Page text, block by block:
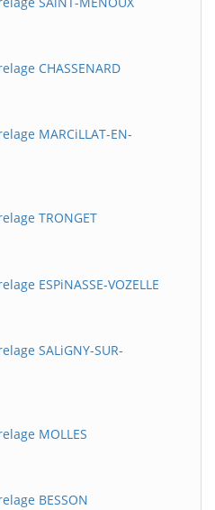
CHASSENARD
MARCiLLAT-EN-
TRONGET
ESPiNASSE-VOZELLE
SALiGNY-SUR-
MOLLES
BESSON